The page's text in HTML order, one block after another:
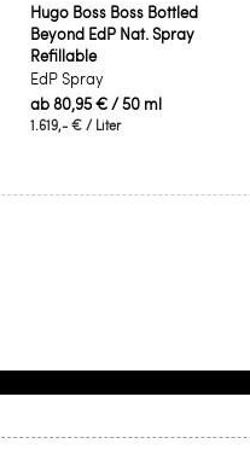
Hugo Boss Boss Bottled
Beyond EdP Nat. Spray
Refillable
EdP Spray
ab80,95 €/ 50 ml
1.619,- €/ Liter